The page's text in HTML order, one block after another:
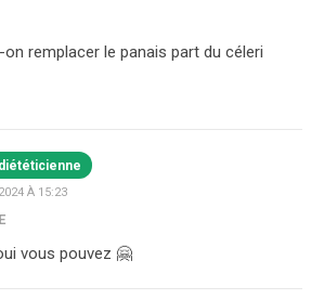
on remplacer le panais part du céleri
diététicienne
À 15:23
vous pouvez 🤗